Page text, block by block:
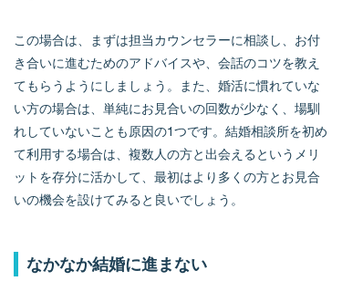
この場合は、まずは担当カウンセラーに相談し、お付
き合いに進むためのアドバイスや、会話のコツを教え
てもらうようにしましょう。また、婚活に慣れていな
い方の場合は、単純にお見合いの回数が少なく、場馴
れしていないことも原因の1つです。結婚相談所を初め
て利用する場合は、複数人の方と出会えるというメリ
ットを存分に活かして、最初はより多くの方とお見合
いの機会を設けてみると良いでしょう。
なかなか結婚に進まない